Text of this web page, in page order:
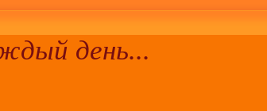
день...